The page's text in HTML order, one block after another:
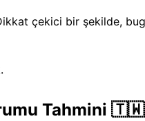
çekici bir şekilde,
Tahmini 🇹🇼